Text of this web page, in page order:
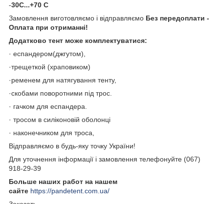
-30C...+70 C
Замовлення виготовляємо і відправляємо Без передоплати -
Оплата при отриманні!
Додатково тент може комплектуватися:
· еспандером(джгутом),
·трещеткой (храповиком)
·ременем для натягування тенту,
·скобами поворотними під трос.
· гачком для еспандера.
· тросом в силіконовій оболонці
· наконечником для троса,
Відправляємо в будь-яку точку України!
Для уточнення інформації і замовлення телефонуйте (067)
918-29-39
Больше наших работ на нашем
сайте https://pandetent.com.ua/